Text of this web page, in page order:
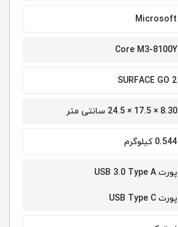
Microsoft
Core M3-8100Y
SURFACE GO 2
8.30 × 17.5 × 24.5 سانتی متر
0.544 کیلوگرم
پورت USB 3.0 Type A
پورت USB Type C